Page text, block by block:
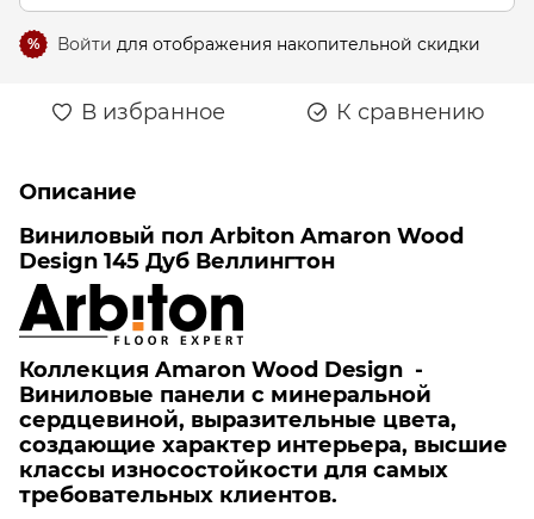
% Войти для отображения накопительной скидки
В избранное К сравнению
Описание
Виниловый пол Arbiton Amaron Wood
Design 145 Дуб Веллингтон
Коллекция Amaron Wood Design -
Виниловые панели с минеральной
сердцевиной, выразительные цвета,
создающие характер интерьера, высшие
классы износостойкости для самых
требовательных клиентов.